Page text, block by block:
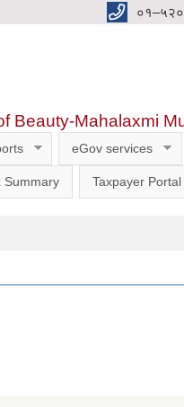
Beauty-Mahalaxmi
eGov services
Summary Taxpayer Portal